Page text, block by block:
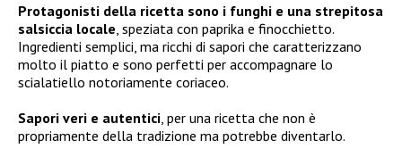
Protagonisti della ricetta sono i funghi e una strepitosa
salsiccia locale , speziata con paprika e finocchietto.
Ingredienti semplici, ma ricchi di sapori che caratterizzano
molto il piatto e sono perfetti per accompagnare lo
scialatiello notoriamente coriaceo.
Sapori veri e autentici , per una ricetta che non è
propriamente della tradizione ma potrebbe diventarlo.